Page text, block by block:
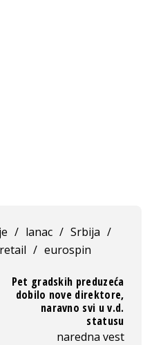
/ lanac / Srbija /
retail / eurospin
Pet gradskih preduzeća
dobilo nove direktore,
naravno svi u v.d.
statusu
naredna vest